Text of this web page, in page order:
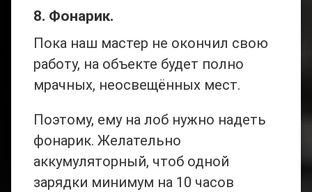
8. Фонарик.
Пока наш мастер не окончил свою
работу, на объекте будет полно
мрачных, неосвещённых мест.
Поэтому, ему на лоб нужно надеть
фонарик. Желательно
аккумуляторный, чтоб одной
зарядки минимум на 10 часов